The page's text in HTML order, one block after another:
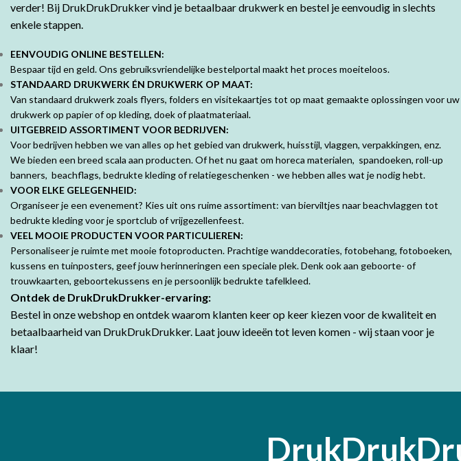
verder! Bij DrukDrukDrukker vind je betaalbaar drukwerk en bestel je eenvoudig in slechts
enkele stappen.
EENVOUDIG ONLINE BESTELLEN:
Bespaar tijd en geld. Ons gebruiksvriendelijke bestelportal maakt het proces moeiteloos.
STANDAARD DRUKWERK ÉN DRUKWERK OP MAAT:
Van standaard drukwerk zoals flyers, folders en visitekaartjes tot op maat gemaakte oplossingen voor uw
drukwerk op papier of op kleding, doek of plaatmateriaal.
UITGEBREID ASSORTIMENT VOOR BEDRIJVEN:
Voor bedrijven hebben we van alles op het gebied van drukwerk, huisstijl, vlaggen, verpakkingen, enz.
We bieden een breed scala aan producten. Of het nu gaat om horeca materialen, spandoeken, roll-up
banners, beachflags, bedrukte kleding of relatiegeschenken - we hebben alles wat je nodig hebt.
VOOR ELKE GELEGENHEID:
Organiseer je een evenement? Kies uit ons ruime assortiment: van bierviltjes naar beachvlaggen tot
bedrukte kleding voor je sportclub of vrijgezellenfeest.
VEEL MOOIE PRODUCTEN VOOR PARTICULIEREN:
Personaliseer je ruimte met mooie fotoproducten. Prachtige wanddecoraties, fotobehang, fotoboeken,
kussens en tuinposters, geef jouw herinneringen een speciale plek. Denk ook aan geboorte- of
trouwkaarten, geboortekussens en je persoonlijk bedrukte tafelkleed.
Ontdek de DrukDrukDrukker-ervaring:
Bestel in onze webshop en ontdek waarom klanten keer op keer kiezen voor de kwaliteit en
betaalbaarheid van DrukDrukDrukker. Laat jouw ideeën tot leven komen - wij staan voor je
klaar!